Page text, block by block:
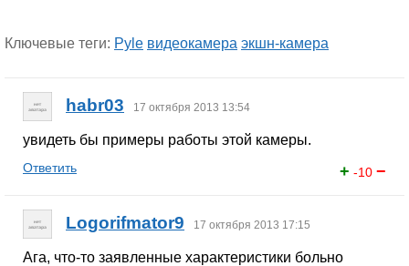
Ключевые теги: Pyle видеокамера экшн-камера
habr03 17 октября 2013 13:54
увидеть бы примеры работы этой камеры.
+ -10 −
Ответить
Logorifmator9 17 октября 2013 17:15
Ага, что-то заявленные характеристики больно